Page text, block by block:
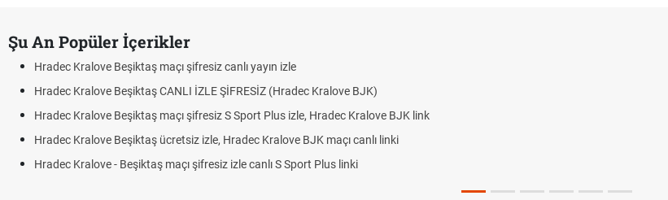
Şu An Popüler İçerikler
Hradec Kralove Beşiktaş maçı şifresiz canlı yayın izle
Hradec Kralove Beşiktaş CANLI İZLE ŞİFRESİZ (Hradec Kralove BJK)
Hradec Kralove Beşiktaş maçı şifresiz S Sport Plus izle, Hradec Kralove BJK link
Hradec Kralove Beşiktaş ücretsiz izle, Hradec Kralove BJK maçı canlı linki
Hradec Kralove - Beşiktaş maçı şifresiz izle canlı S Sport Plus linki